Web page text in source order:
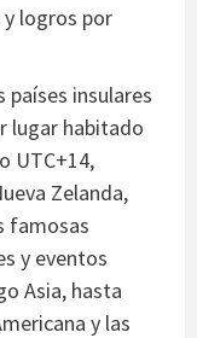
y logros por
países insulares
lugar habitado
UTC+14,
Zelanda,
famosas
y eventos
Asia, hasta
y las